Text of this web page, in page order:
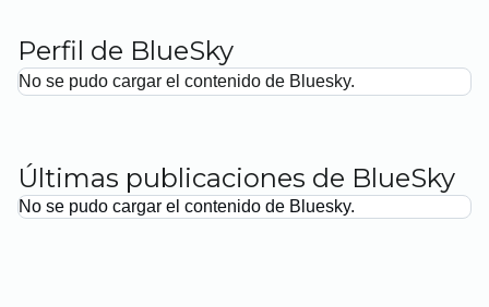
Perfil de BlueSky
No se pudo cargar el contenido de Bluesky.
Últimas publicaciones de BlueSky
No se pudo cargar el contenido de Bluesky.